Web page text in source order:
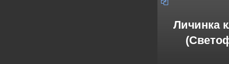
Личинка